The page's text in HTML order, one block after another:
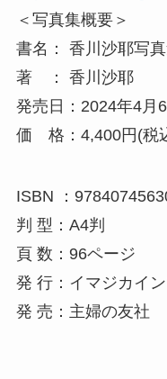
＜写真集概要＞
書名： 香川沙耶写
著 ： 香川沙耶
発売日：2024年4月6
価 格：4,400円(税
ISBN ：
判 型：A4判
頁 数：96ページ
発 行：イマジカイ
発 売：主婦の友社